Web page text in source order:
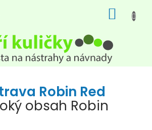
KOŠÍK
Robin Red
obsah Robin